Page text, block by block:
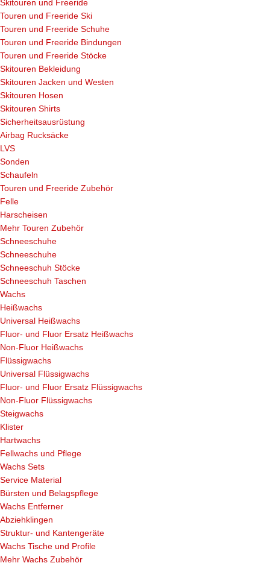
Skitouren und Freeride
Touren und Freeride Ski
Touren und Freeride Schuhe
Touren und Freeride Bindungen
Touren und Freeride Stöcke
Skitouren Bekleidung
Skitouren Jacken und Westen
Skitouren Hosen
Skitouren Shirts
Sicherheitsausrüstung
Airbag Rucksäcke
LVS
Sonden
Schaufeln
Touren und Freeride Zubehör
Felle
Harscheisen
Mehr Touren Zubehör
Schneeschuhe
Schneeschuhe
Schneeschuh Stöcke
Schneeschuh Taschen
Wachs
Heißwachs
Universal Heißwachs
Fluor- und Fluor Ersatz Heißwachs
Non-Fluor Heißwachs
Flüssigwachs
Universal Flüssigwachs
Fluor- und Fluor Ersatz Flüssigwachs
Non-Fluor Flüssigwachs
Steigwachs
Klister
Hartwachs
Fellwachs und Pflege
Wachs Sets
Service Material
Bürsten und Belagspflege
Wachs Entferner
Abziehklingen
Struktur- und Kantengeräte
Wachs Tische und Profile
Mehr Wachs Zubehör